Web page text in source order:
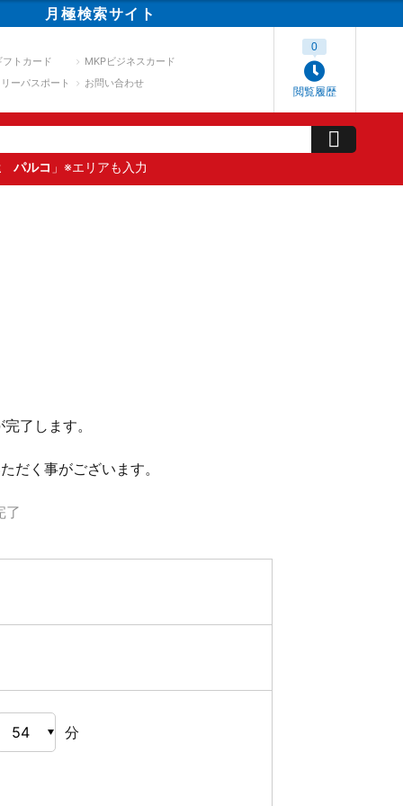
月極検索サイト
フトカード
MKPビジネスカード
ーパスポート
お問い合わせ
閲覧履歴
0
パルコ 」※エリアも入力
了します。
だく事がございます。
了
分